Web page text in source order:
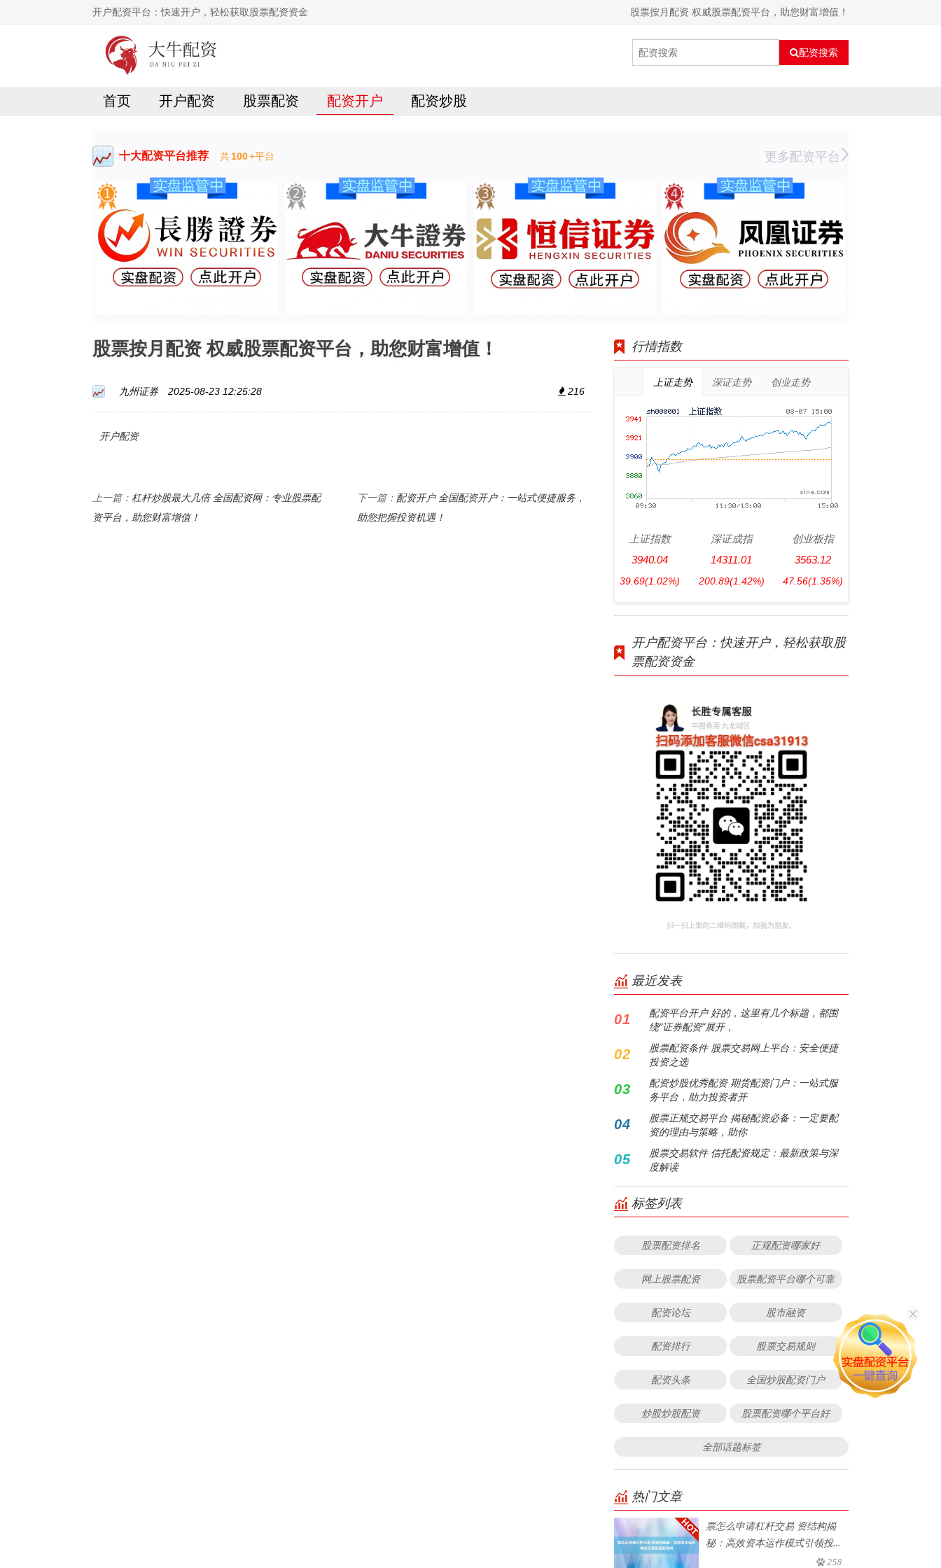
开户配资平台：快速开户，轻松获取股票配资资金 股票按月配资 权威股票配资平台，助您财富增值！
配资搜索
首页 开户配资 股票配资 配资开户 配资炒股
十大配资平台推荐 共100+平台 更多配资平台
股票按月配资 权威股票配资平台，助您财富增值！
九州证券 2025-08-23 12:25:28 216
开户配资
上一篇： 杠杆炒股最大几倍 全国配资网：专业股票配
资平台，助您财富增值！
下一篇： 配资开户 全国配资开户：一站式便捷服务，
助您把握投资机遇！
行情指数
上证走势 深证走势 创业走势
上证指数
3940.04
39.69(1.02%)
深证成指
14311.01
200.89(1.42%)
创业板指
3563.12
47.56(1.35%)
开户配资平台：快速开户，轻松获取股
票配资资金
最近发表
01
配资平台开户 好的，这里有几个标题，都围
绕“证券配资”展开，
02
股票配资条件 股票交易网上平台：安全便捷
投资之选
03
配资炒股优秀配资 期货配资门户：一站式服
务平台，助力投资者开
04
股票正规交易平台 揭秘配资必备：一定要配
资的理由与策略，助你
05
股票交易软件 信托配资规定：最新政策与深
度解读
标签列表
股票配资排名 正规配资哪家好
网上股票配资 股票配资平台哪个可靠
配资论坛 股市融资
配资排行 股票交易规则
配资头条 全国炒股配资门户
炒股炒股配资 股票配资哪个平台好
全部话题标签
热门文章
票怎么申请杠杆交易 资结构揭
秘：高效资本运作模式引领投资
258